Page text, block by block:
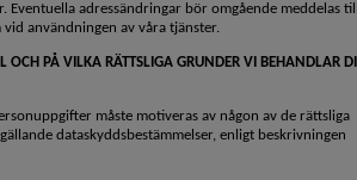
Eventuella adressändringar bör omgående meddelas
användningen av våra tjänster.
PÅ VILKA RÄTTSLIGA GRUNDER VI BEHANDLAR
måste motiveras av någon av de rättsliga
dataskyddsbestämmelser, enligt beskrivningen